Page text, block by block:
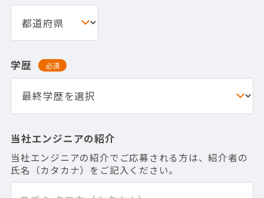
学歴 必須
当社エンジニアの紹介
当社エンジニアの紹介でご応募される方は、紹介者の
氏名（カタカナ）をご記入ください。